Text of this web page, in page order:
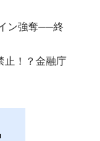
ン強奪──終
止！？金融庁